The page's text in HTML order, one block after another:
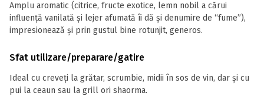
Amplu aromatic (citrice, fructe exotice, lemn nobil a cărui
influență vanilată și lejer afumată îi dă și denumire de “fume”),
impresionează și prin gustul bine rotunjit, generos.
Sfat utilizare/preparare/gatire
Ideal cu creveți la grătar, scrumbie, midii în sos de vin, dar și cu
pui la ceaun sau la grill ori shaorma.